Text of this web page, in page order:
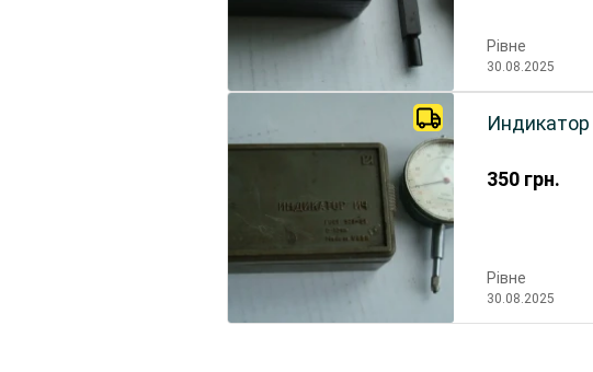
Рівне
30.08.2025
350 грн.
Рівне
30.08.2025